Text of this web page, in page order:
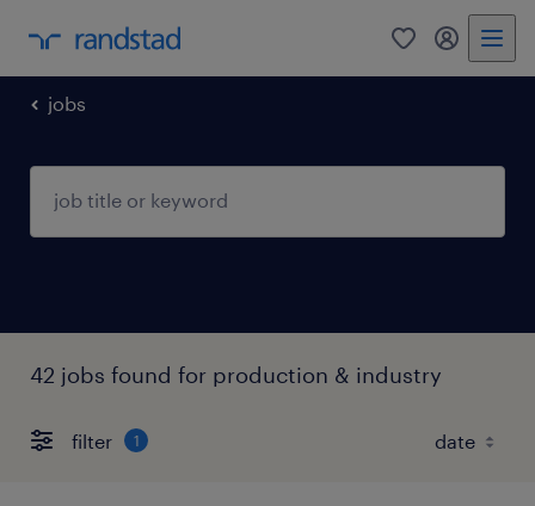
0 my
jobs
42 jobs found for production & industry
filter 1